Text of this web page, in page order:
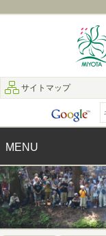
サイトマップ
MENU